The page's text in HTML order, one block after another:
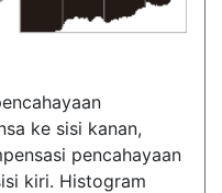
ke sisi kanan,
pencahayaan
kiri. Histogram